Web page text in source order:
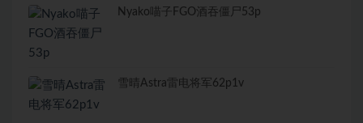
Nyako喵子FGO酒吞僵尸53p
雪晴Astra雷电将军62p1v